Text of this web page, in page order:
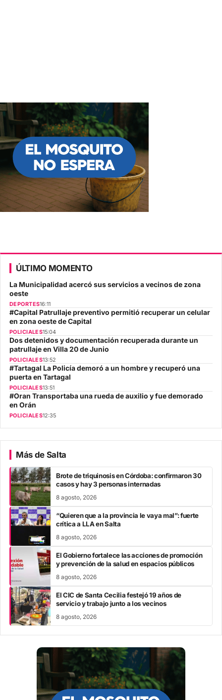
ÚLTIMO MOMENTO
La Municipalidad acercó sus servicios a vecinos de zona
oeste
DEPORTES16:11
#Capital Patrullaje preventivo permitió recuperar un celular
en zona oeste de Capital
POLICIALES15:04
Dos detenidos y documentación recuperada durante un
patrullaje en Villa 20 de Junio
POLICIALES13:52
#Tartagal La Policía demoró a un hombre y recuperó una
puerta en Tartagal
POLICIALES13:51
#Oran Transportaba una rueda de auxilio y fue demorado
en Orán
POLICIALES12:35
Más de Salta
Brote de triquinosis en Córdoba: confirmaron 30
casos y hay 3 personas internadas
8 agosto, 2026
“Quieren que a la provincia le vaya mal”: fuerte
crítica a LLA en Salta
8 agosto, 2026
El Gobierno fortalece las acciones de promoción
y prevención de la salud en espacios públicos
8 agosto, 2026
El CIC de Santa Cecilia festejó 19 años de
servicio y trabajo junto a los vecinos
8 agosto, 2026